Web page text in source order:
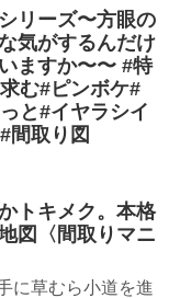
リーズ〜方眼の
気がするんだけ
ますか〜〜 #特
む#ピンボケ#
と#イヤラシイ
間取り図
トキメク。本格
図〈間取りマニ
に草むら小道を進